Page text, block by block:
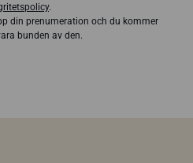
.
din prenumeration och du kommer
bunden av den.